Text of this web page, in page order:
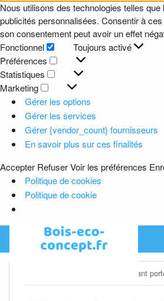
Nous utilisons des technologies telles
publicités personnalisées. Consentir à
son consentement peut avoir un effet
Fonctionnel
Fonctionnel
Toujours activé
Préférences
Préférences
Statistiques
Statistiques
Marketing
Marketing
Gérer les options
Gérer les services
Gérer {vendor_count} fournisseurs
En savoir plus sur ces finalités
Accepter RefuserVoir les préférences
Politique de cookies
Politique de cookie
Montant